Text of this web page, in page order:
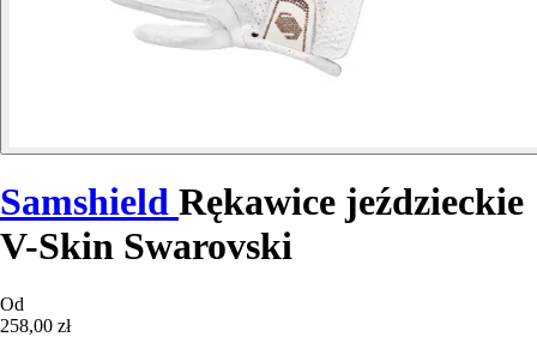
Samshield Rękawice jeździeckie
V-Skin Swarovski
Od
258,00 zł